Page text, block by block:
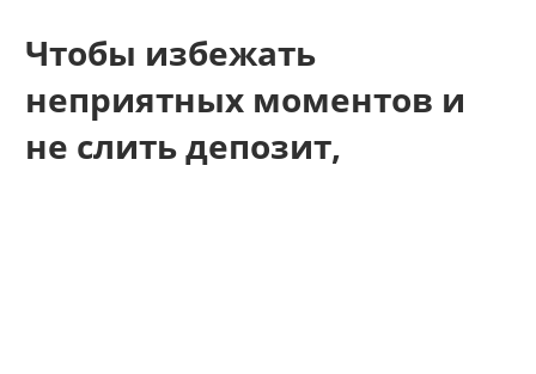
Чтобы избежать
неприятных моментов и
не слить депозит,